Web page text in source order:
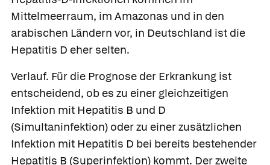
Mittelmeerraum, im Amazonas und in den
arabischen Ländern vor, in Deutschland ist die
Hepatitis D eher selten.
Verlauf. Für die Prognose der Erkrankung ist
entscheidend, ob es zu einer gleichzeitigen
Infektion mit Hepatitis B und D
(Simultaninfektion) oder zu einer zusätzlichen
Infektion mit Hepatitis D bei bereits bestehender
Hepatitis B (Superinfektion) kommt. Der zweite